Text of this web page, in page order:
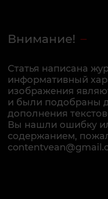
Внимание!
Статья написана
информативный
изображения
и были подобраны
дополнения
Вы нашли ошибку
содержанием,